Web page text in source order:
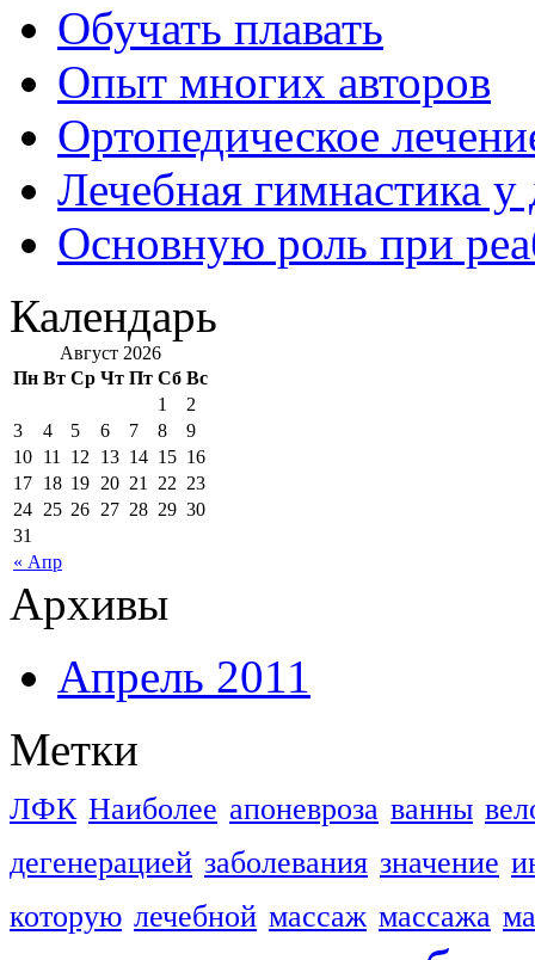
Обучать плавать
Опыт многих авторов
Ортопедическое
Лечебная гимнастика
Основную роль при
Календарь
Август 2026
Пн Вт Ср Чт Пт Сб Вс
« Апр
1
2
3
4 5 6 7 8
9
10 11 12 13 14 15 16
17 18 19 20 21 22 23
24 25 26 27 28 29 30
31
Архивы
Апрель 2011
Метки
ЛФК Наиболее апоневроза ванны
дегенерацией заболевания значение
которую лечебной массаж массажа